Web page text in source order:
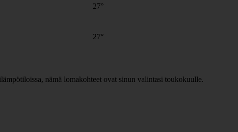
27°
27°
nämä lomakohteet ovat sinun valintasi toukokuulle.